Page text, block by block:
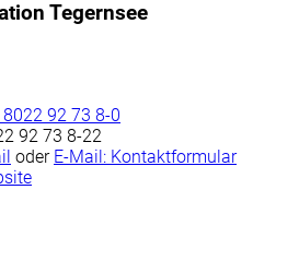
Tegernsee
92 73 8-0
92 73 8-22
oder E-Mail: Kontaktformular